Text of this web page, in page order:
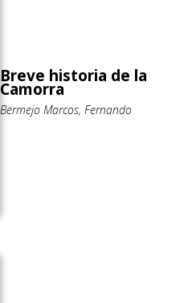
Breve historia de la
Camorra
Bermejo Marcos, Fernando